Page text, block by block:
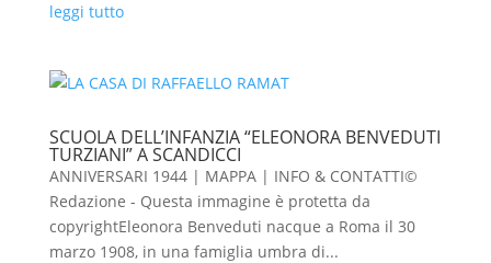
leggi tutto
SCUOLA DELL’INFANZIA “ELEONORA BENVEDUTI
TURZIANI” A SCANDICCI
ANNIVERSARI 1944 | MAPPA | INFO & CONTATTI©
Redazione - Questa immagine è protetta da
copyrightEleonora Benveduti nacque a Roma il 30
marzo 1908, in una famiglia umbra di...